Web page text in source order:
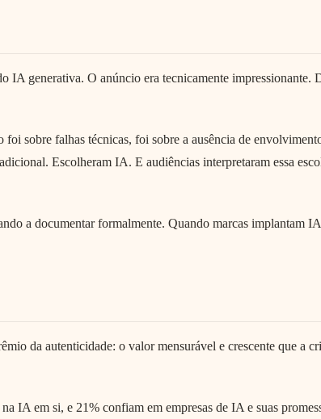
generativa. O anúncio era tecnicamente impressionante.
sobre falhas técnicas, foi sobre a ausência de
Escolheram IA. E audiências interpretaram essa
a documentar formalmente. Quando marcas implantam
da autenticidade: o valor mensurável e crescente que a
IA em si, e 21% confiam em empresas de IA e suas